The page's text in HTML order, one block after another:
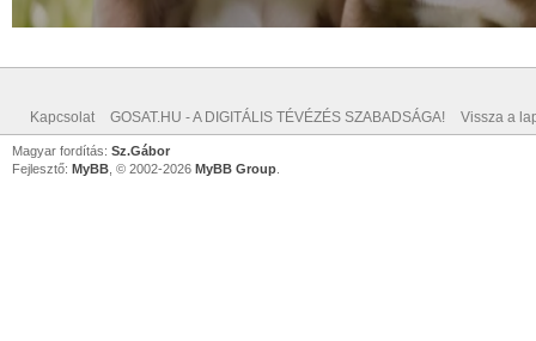
Kapcsolat GOSAT.HU - A DIGITÁLIS TÉVÉZÉS SZABADSÁGA! Vissza a
Magyar fordítás: Sz.Gábor
Fejlesztő: MyBB , © 2002-2026 MyBB Group